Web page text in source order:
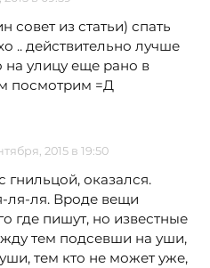
совет из статьи) спать
.. действительно лучше
улицу еще рано в
посмотрим =Д
2015 в 19:50
гнильцой, оказался.
ля-ля. Вроде вещи
где пишут, но известные
тем подсевши на уши,
тем кто не может уже,